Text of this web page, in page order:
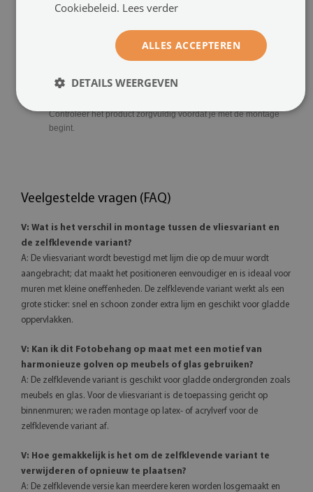
GOED OM TE WETEN
De kleurtinten kunnen enigszins afwijken afhankelijk van de
Motieven zoals goud, marmer of hout zijn uitsluitend een visueel
Controleer het product zorgvuldig voordat je met de montage
begint.
Veelgestelde vragen (FAQ)
V: Wat is het verschil in montage tussen de vliesvariant en
de zelfklevende variant?
A: De vliesvariant wordt bevestigd met lijm die op de muur wordt
aangebracht; dat maakt het positioneren eenvoudiger en is ideaal voor
muren met kleine oneffenheden. De zelfklevende variant werkt als een
grote sticker: snel en schoon zonder extra lijm en geschikt voor gladde
oppervlakken.
V: Kan ik dit Fotobehang op maat met een motief van
harmonieuze golven op meubels of glas gebruiken?
A: De zelfklevende variant is geschikt voor gladde ondergronden zoals
meubels en glas. Voor de vliesvariant is de toepassing gericht op
binnenmuren; we raden montage op latex- of acrylverf voor de
zelfklevende variant af.
V: Hoe gemakkelijk is het om de zelfklevende variant te
verwijderen of opnieuw te plaatsen?
A: De zelfklevende versie kan meerdere keren worden losgemaakt en
Cookiebeleid. Lees verder
ALLES ACCEPTEREN
DETAILS WEERGEVEN